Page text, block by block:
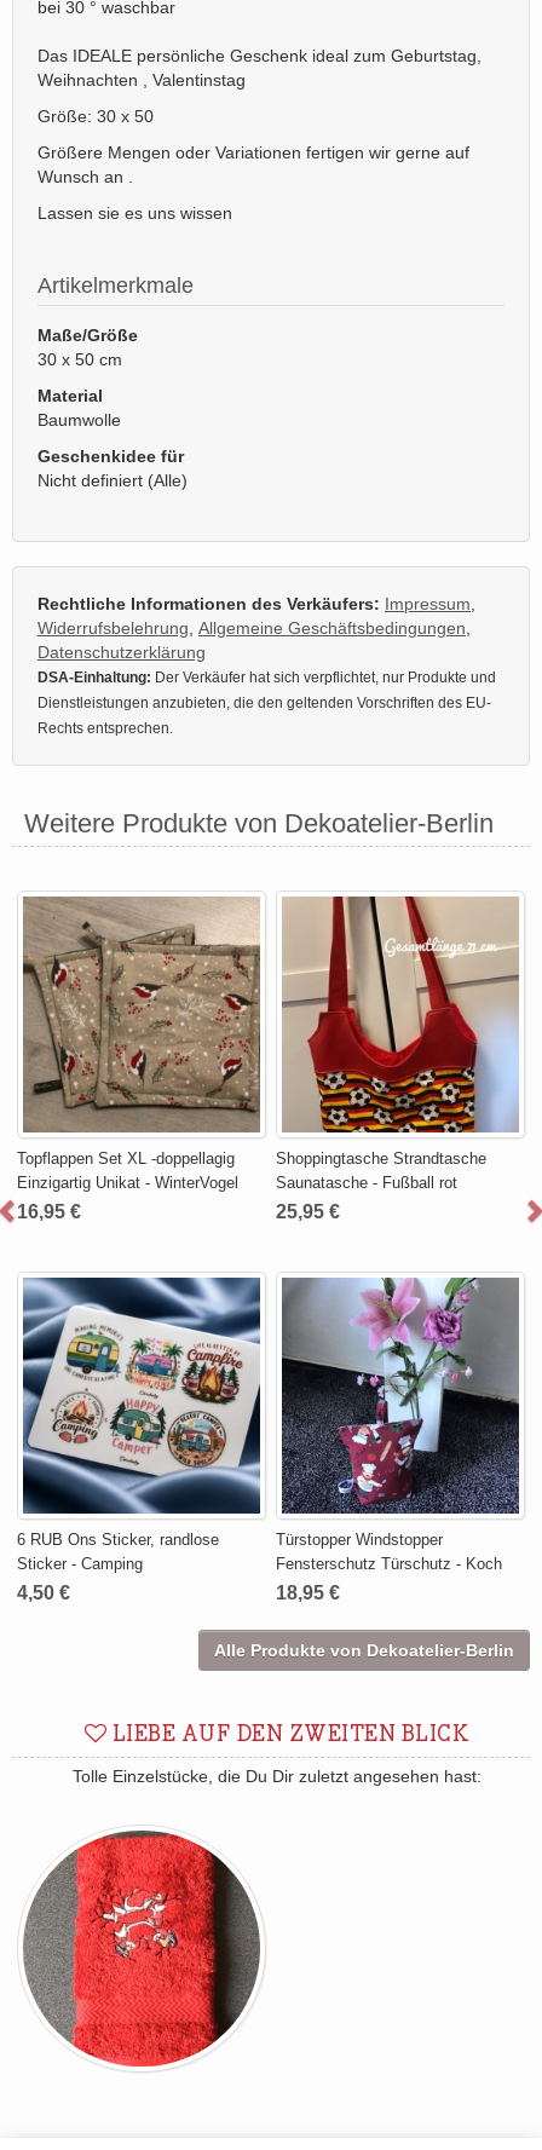
bei 30 ° waschbar
Das IDEALE persönliche Geschenk ideal zum Geburtstag,
Weihnachten , Valentinstag
Größe: 30 x 50
Größere Mengen oder Variationen fertigen wir gerne auf
Wunsch an .
Lassen sie es uns wissen
Artikelmerkmale
Maße/Größe
30 x 50 cm
Material
Baumwolle
Geschenkidee für
Nicht definiert (Alle)
Rechtliche Informationen des Verkäufers: Impressum
Widerrufsbelehrung Allgemeine Geschäftsbedingungen
Datenschutzerklärung
DSA-Einhaltung: Der Verkäufer hat sich verpflichtet, nur Produkte und
Dienstleistungen anzubieten, die den geltenden Vorschriften des EU-
Rechts entsprechen.
Weitere Produkte von Dekoatelier-Berlin
Topflappen Set XL -doppellagig
Einzigartig Unikat - WinterVogel
16,95 €
Shoppingtasche Strandtasche
Saunatasche - Fußball rot
25,95 €
6 RUB Ons Sticker, randlose
Sticker - Camping
4,50 €
Türstopper Windstopper
Fensterschutz Türschutz - Koch
18,95 €
Alle Produkte von Dekoatelier-Berlin
LIEBE AUF DEN ZWEITEN BLICK
Tolle Einzelstücke, die Du Dir zuletzt angesehen hast: